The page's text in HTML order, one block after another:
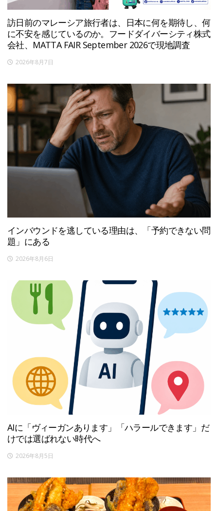
訪日前のマレーシア旅行者は、日本に何を期待し、何
に不安を感じているのか。フードダイバーシティ株式
会社、MATTA FAIR September 2026で現地調査
2026年8月7日
インバウンドを逃している理由は、「予約できない問
題」にある
2026年8月6日
AIに「ヴィーガンあります」「ハラールできます」だ
けでは選ばれない時代へ
2026年8月5日